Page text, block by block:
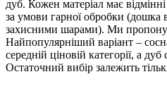
дуб. Кожен матеріал має
за умови гарної обробки (дошка
захисними шарами). Ми
Найпопулярніший варіант –
середній ціновій категорії, а
Остаточний вибір залежить